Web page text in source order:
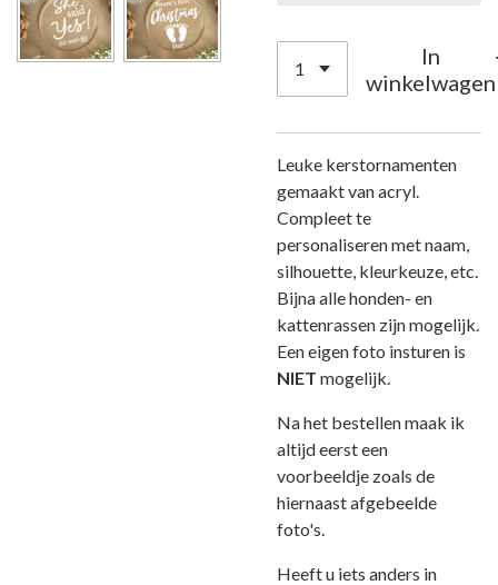
In
winkelwagen
Leuke kerstornamenten
gemaakt van acryl.
Compleet te
personaliseren met naam,
silhouette, kleurkeuze, etc.
Bijna alle honden- en
kattenrassen zijn mogelijk.
Een eigen foto insturen is
NIET mogelijk.
Na het bestellen maak ik
altijd eerst een
voorbeeldje zoals de
hiernaast afgebeelde
foto's.
Heeft u iets anders in